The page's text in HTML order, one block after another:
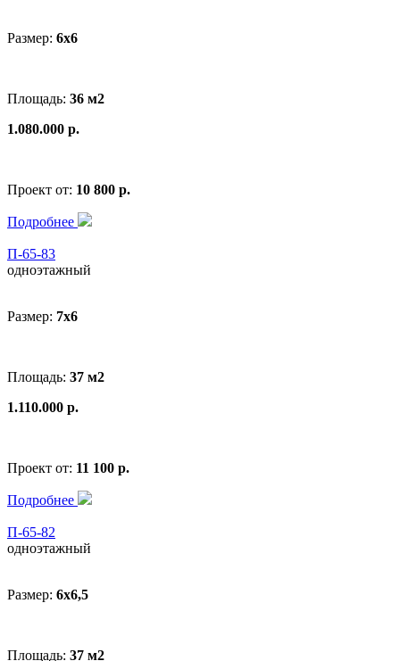
Размер: 6x6
Площадь: 36 м2
1.080.000 р.
Проект от: 10 800 р.
Подробнее
П-65-83
одноэтажный
Размер: 7x6
Площадь: 37 м2
1.110.000 р.
Проект от: 11 100 р.
Подробнее
П-65-82
одноэтажный
Размер: 6x6,5
Площадь: 37 м2